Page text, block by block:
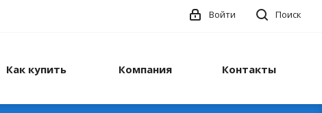
Поиск
Войти
Как купить Компания Контакты